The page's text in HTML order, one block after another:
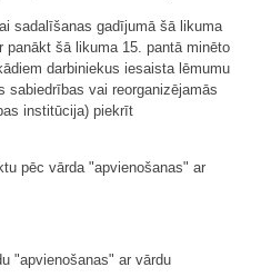
sadalīšanas gadījumā šā likuma
panākt šā likuma 15. pantā minēto
darbiniekus iesaista lēmumu
sabiedrības vai reorganizējamās
institūcija) piekrīt
pēc vārda "apvienošanas" ar
"apvienošanas" ar vārdu